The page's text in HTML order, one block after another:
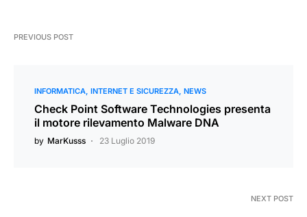
PREVIOUS POST
INFORMATICA INTERNET E SICUREZZA NEWS
Check Point Software Technologies presenta
il motore rilevamento Malware DNA
by MarKusss 23 Luglio 2019
NEXT POST